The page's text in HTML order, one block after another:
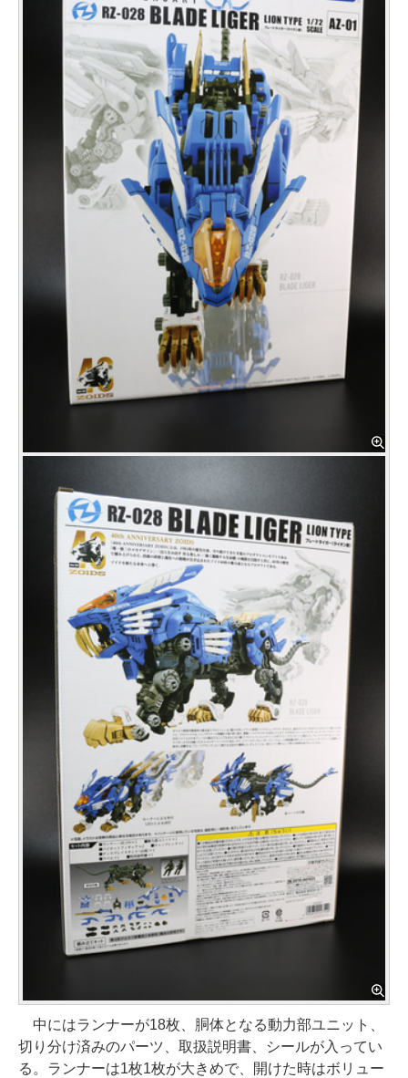
中にはランナーが18枚、胴体となる動力部ユニット、
切り分け済みのパーツ、取扱説明書、シールが入ってい
る。ランナーは1枚1枚が大きめで、開けた時はボリュー